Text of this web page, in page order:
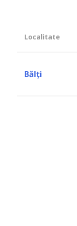
Localitate
Bălți